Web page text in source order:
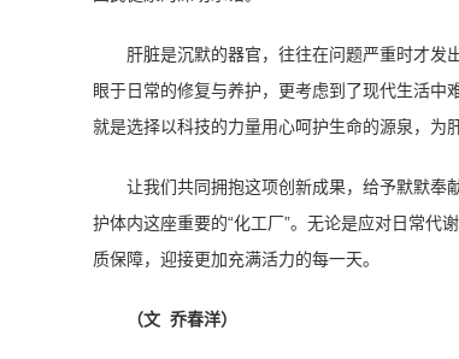
肝脏是沉默的器官，往往在问题严重时才发
眼于日常的修复与养护，更考虑到了现代生活中
就是选择以科技的力量用心呵护生命的源泉，为
让我们共同拥抱这项创新成果，给予默默奉
护体内这座重要的“化工厂”。无论是应对日常代
质保障，迎接更加充满活力的每一天。
（文 乔春洋）